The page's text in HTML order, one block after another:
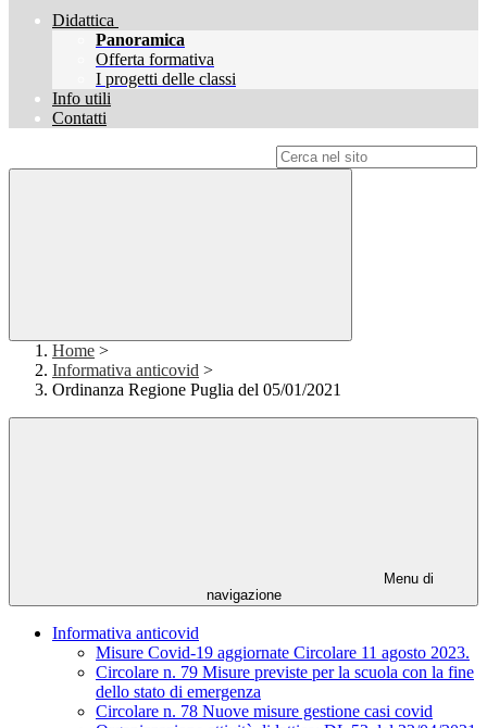
Didattica
Panoramica
Offerta formativa
I progetti delle classi
Info utili
Contatti
Home >
Informativa anticovid >
Ordinanza Regione Puglia del 05/01/2021
Menu di
navigazione
Informativa anticovid
Misure Covid-19 aggiornate Circolare 11 agosto 2023.
Circolare n. 79 Misure previste per la scuola con la fine
dello stato di emergenza
Circolare n. 78 Nuove misure gestione casi covid